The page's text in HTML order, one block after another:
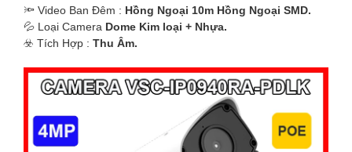
🔦 Video Ban Đêm : Hồng Ngoại 10m Hồng Ngoại SMD.
💦 Loại Camera Dome Kim loại + Nhựa.
️☣️ Tích Hợp : Thu Âm.